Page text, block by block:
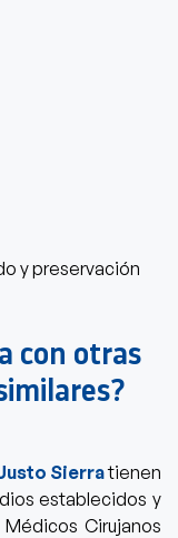
y preservación
con otras
Sierratienen
establecidos y
Cirujanos